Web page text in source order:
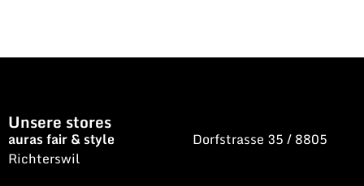
Unsere stores
auras fair & style Dorfstrasse 35 / 8805
Richterswil